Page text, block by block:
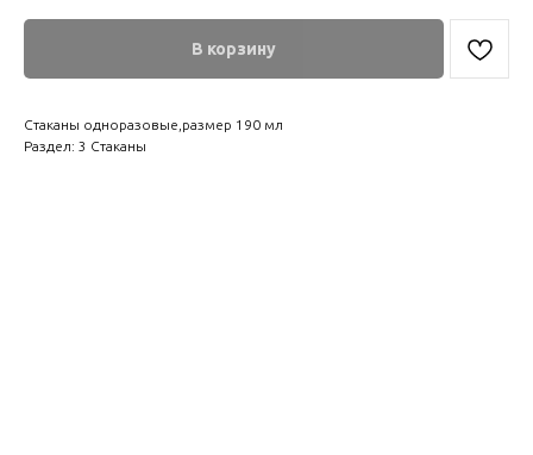
В корзину
Стаканы одноразовые,размер 190 мл
Раздел: 3 Стаканы